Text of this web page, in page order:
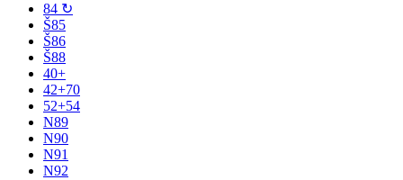
84 ↻
Š85
Š86
Š88
40+
42+70
52+54
N89
N90
N91
N92